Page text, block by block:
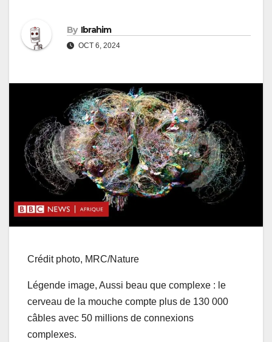
By Ibrahim
OCT 6, 2024
Crédit photo, MRC/Nature
Légende image, Aussi beau que complexe : le
cerveau de la mouche compte plus de 130 000
câbles avec 50 millions de connexions
complexes.